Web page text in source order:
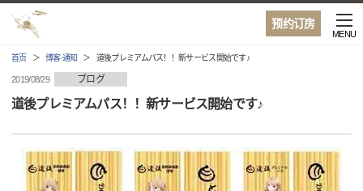
预约订房
MENU
首页 博客·通知 道後プレミアムパス！！新サービス開始です♪
2019/08/29 ブログ
道後プレミアムパス！！新サービス開始です♪